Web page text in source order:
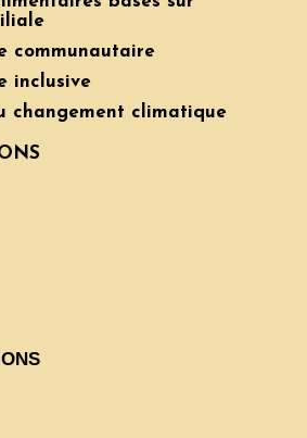
communautaire
inclusive
changement climatique